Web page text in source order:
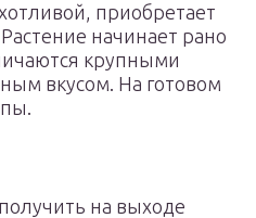
приобретает
Растение начинает рано
крупными
вкусом. На готовом
на выходе